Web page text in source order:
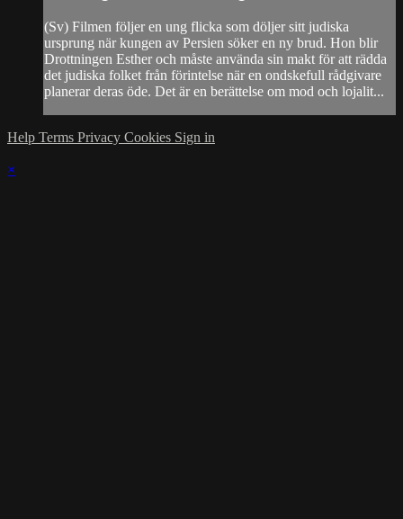
(Sv) Filmen följer en ung flicka som döljer sitt judiska
ursprung när kungen av Persien söker en ny brud. Hon blir
Drottningen Esther och måste använda sin makt för att rädda
det judiska folket från förintelse när en ondskefull rådgivare
planerar deras öde. Det är en berättelse om mod och lojalit...
Help Terms Privacy Cookies Sign in
×